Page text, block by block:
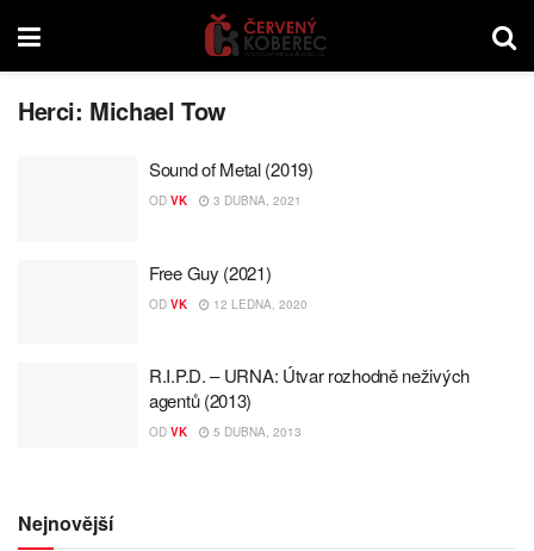
Herci: Michael Tow
Sound of Metal (2019)
OD VK 3 DUBNA, 2021
Free Guy (2021)
OD VK 12 LEDNA, 2020
R.I.P.D. – URNA: Útvar rozhodně neživých
agentů (2013)
OD VK 5 DUBNA, 2013
Nejnovější